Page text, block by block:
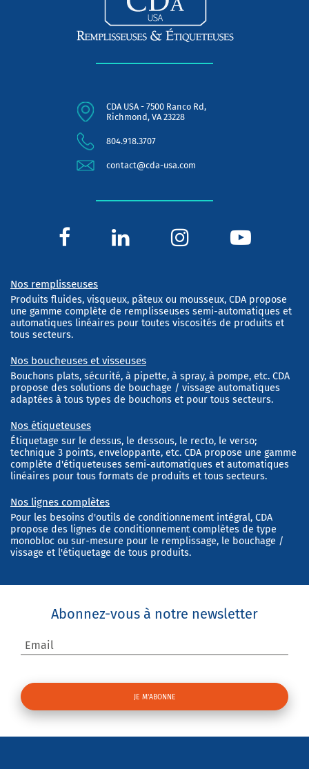
CDA USA - 7500 Ranco Rd,
Richmond, VA 23228
804.918.3707
contact@cda-usa.com
Nos remplisseuses
Produits fluides, visqueux, pâteux ou mousseux, CDA propose
une gamme complète de remplisseuses semi-automatiques et
automatiques linéaires pour toutes viscosités de produits et
tous secteurs.
Nos boucheuses et visseuses
Bouchons plats, sécurité, à pipette, à spray, à pompe, etc. CDA
propose des solutions de bouchage / vissage automatiques
adaptées à tous types de bouchons et pour tous secteurs.
Nos étiqueteuses
Étiquetage sur le dessus, le dessous, le recto, le verso;
technique 3 points, enveloppante, etc. CDA propose une gamme
complète d'étiqueteuses semi-automatiques et automatiques
linéaires pour tous formats de produits et tous secteurs.
Nos lignes complètes
Pour les besoins d'outils de conditionnement intégral, CDA
propose des lignes de conditionnement complètes de type
monobloc ou sur-mesure pour le remplissage, le bouchage /
vissage et l'étiquetage de tous produits.
Abonnez-vous à notre newsletter
Email